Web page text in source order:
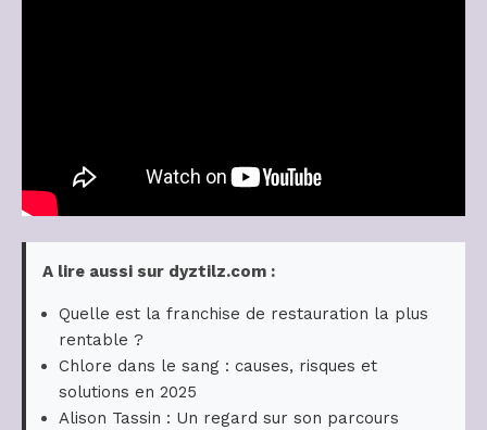
A lire aussi sur dyztilz.com :
Quelle est la franchise de restauration la plus
rentable ?
Chlore dans le sang : causes, risques et
solutions en 2025
Alison Tassin : Un regard sur son parcours